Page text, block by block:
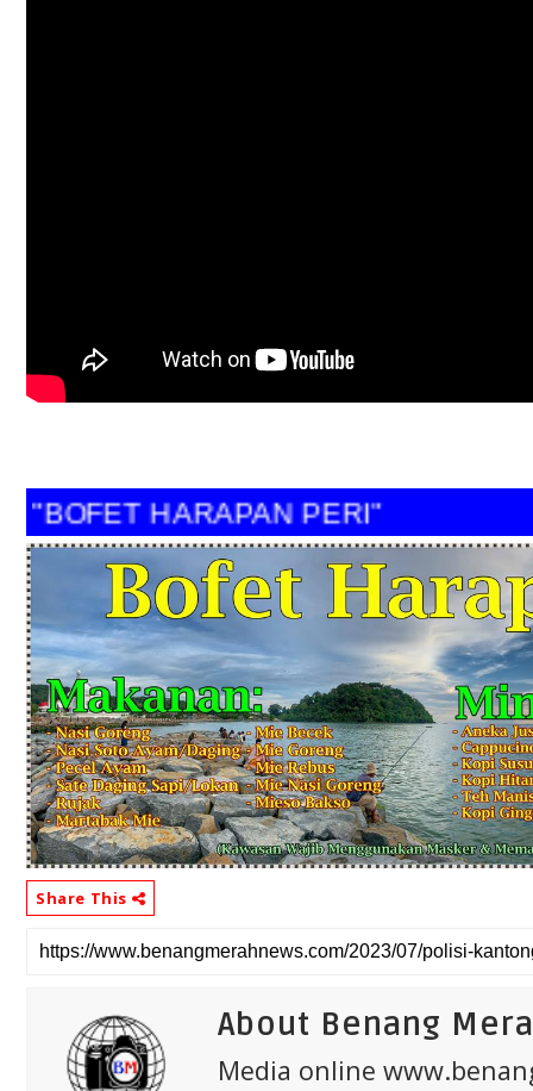
"BOFET HARAPAN PERI"
Share This
About Benang
Media online